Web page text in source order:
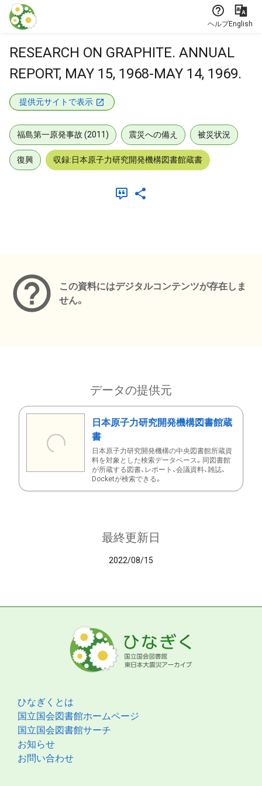
本文に飛ぶ
ヘルプEnglish
RESEARCH ON GRAPHITE. ANNUAL
REPORT, MAY 15, 1968-MAY 14, 1969.
提供元サイトで表示
福島第一原発事故 (2011) 震災への備え 被災状況
復興 収録:日本原子力研究開発機構図書館蔵書
この資料にはデジタルコンテンツが存在しま
せん。
データの提供元
日本原子力研究開発機構図書館蔵
書
日本原子力研究開発機構の中央図書館所蔵資
料を対象とした検索データベース。同図書館
が所蔵する図書、レポート、会議資料、雑誌、
Docketが検索できる。
最終更新日
2022/08/15
ひなぎくとは
国立国会図書館ホームページ
国立国会図書館サーチ
お知らせ
お問い合わせ